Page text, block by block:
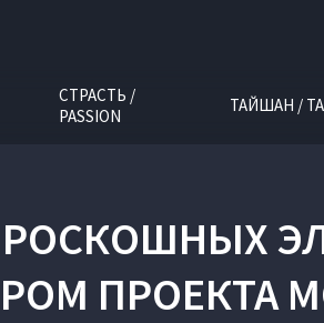
СТРАСТЬ /
PASSION
ТАЙШАН /
ПРОЕКТА